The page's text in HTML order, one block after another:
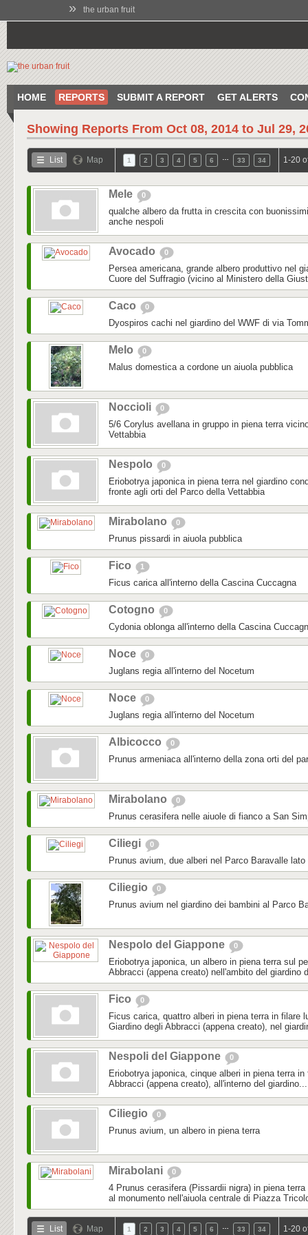
» the urban fruit
HOME REPORTS SUBMIT A REPORT GET ALERTS
Showing Reports From Oct 08, 2014 to Jul 29,
List Map 1 2 3 4 5 6 33 34 1-20
Mele 0
qualche albero da frutta in crescita con
anche nespoli
Avocado 0
Persea americana, grande albero produttivo nel
Cuore del Suffragio (vicino al Ministero della
Caco 0
Dyospiros cachi nel giardino del WWF di via
Melo 0
Malus domestica a cordone un aiuola pubblica
Noccioli 0
5/6 Corylus avellana in gruppo in piena terra
Vettabbia
Nespolo 0
Eriobotrya japonica in piena terra nel giardino
fronte agli orti del Parco della Vettabbia
Mirabolano 0
Prunus pissardi in aiuola pubblica
Fico 1
Ficus carica all'interno della Cascina Cuccagna
Cotogno 0
Cydonia oblonga all'interno della Cascina
Noce 0
Juglans regia all'interno del Nocetum
Noce 0
Juglans regia all'interno del Nocetum
Albicocco 0
Prunus armeniaca all'interno della zona orti del
Mirabolano 0
Prunus cerasifera nelle aiuole di fianco a San
Ciliegi 0
Prunus avium, due alberi nel Parco Baravalle
Ciliegio 0
Prunus avium nel giardino dei bambini al Parco
Nespolo del Giappone 0
Eriobotrya japonica, un albero in piena terra sul
Abbracci (appena creato) nell'ambito del giardino
Fico 0
Ficus carica, quattro alberi in piena terra in filare
Giardino degli Abbracci (appena creato), nel
Nespoli del Giappone 0
Eriobotrya japonica, cinque alberi in piena terra
Abbracci (appena creato), all'interno del giardino...
Ciliegio 0
Prunus avium, un albero in piena terra
Mirabolani 0
4 Prunus cerasifera (Pissardii nigra) in piena
al monumento nell'aiuola centrale di Piazza
List Map 1 2 3 4 5 6 33 34 1-20